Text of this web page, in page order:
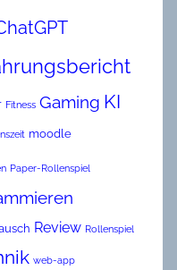
Fitness Gaming KI
moodle
Paper-Rollenspiel
Review Rollenspiel
web-app